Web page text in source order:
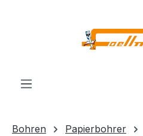
Bohren Papierbohrer